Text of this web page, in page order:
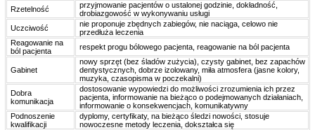
Rzetelność
przyjmowanie pacjentów o ustalonej godzinie, dokładność,
drobiazgowość w wykonywaniu usługi
Uczciwość
nie proponuje zbędnych zabiegów, nie naciąga, celowo nie
przedłuża leczenia
Reagowanie na
ból pacjenta
respekt progu bólowego pacjenta, reagowanie na ból pacjenta
Gabinet
nowy sprzęt (bez śladów zużycia), czysty gabinet, bez zapachów
dentystycznych, dobrze izolowany, miła atmosfera (jasne kolory,
muzyka, czasopisma w poczekalni)
Dobra
komunikacja
dostosowanie wypowiedzi do możliwości zrozumienia ich przez
pacjenta, informowanie na bieżąco o podejmowanych działaniach,
informowanie o konsekwencjach, komunikatywny
Podnoszenie
kwalifikacji
dyplomy, certyfikaty, na bieżąco śledzi nowości, stosuje
nowoczesne metody leczenia, dokształca się